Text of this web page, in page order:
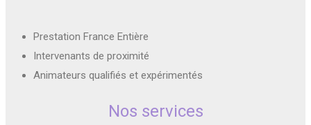
Prestation France Entière
Intervenants de proximité
Animateurs qualifiés et expérimentés
Nos services